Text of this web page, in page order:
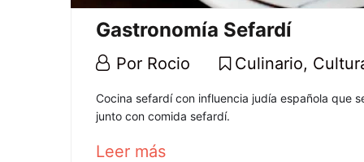
Gastronomía Sefardí
11
2021
Por Rocio Culinario,
Gastronomía
Sefardí
Cocina sefardí con influencia judía española que
junto con comida sefardí.
Leer másabout